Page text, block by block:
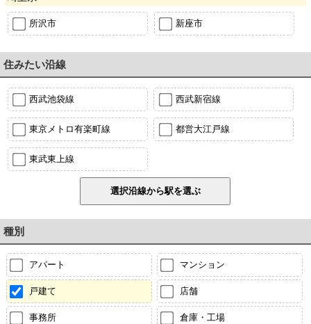
所沢市 新座市
住みたい沿線
西武池袋線 西武新宿線
東京メトロ有楽町線 都営大江戸線
東武東上線
種別
アパート マンション
戸建て 店舗
事務所 倉庫・工場